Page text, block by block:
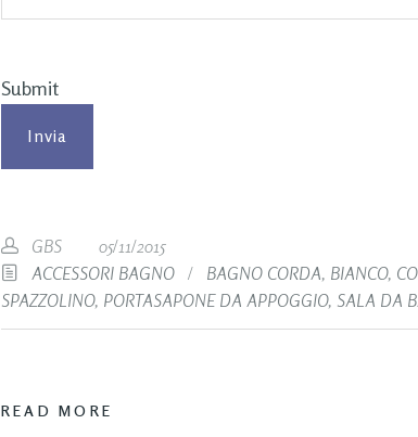
Submit
GBS
05/11/2015
ACCESSORI BAGNO/ BAGNO CORDA, BIANCO,
SPAZZOLINO, PORTASAPONE DA APPOGGIO, SALA DA
READ MORE